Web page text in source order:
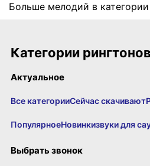
Больше мелодий в категории
Категории рингтонов
Актуальное
Все категорииСейчас скачивают
ПопулярноеНовинкизвуки для
Выбрать звонок